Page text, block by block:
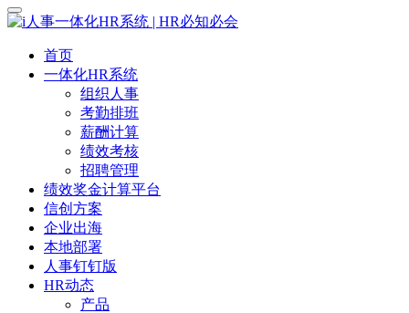
首页
一体化HR系统
组织人事
考勤排班
薪酬计算
绩效考核
招聘管理
绩效奖金计算平台
信创方案
企业出海
本地部署
人事钉钉版
HR动态
产品